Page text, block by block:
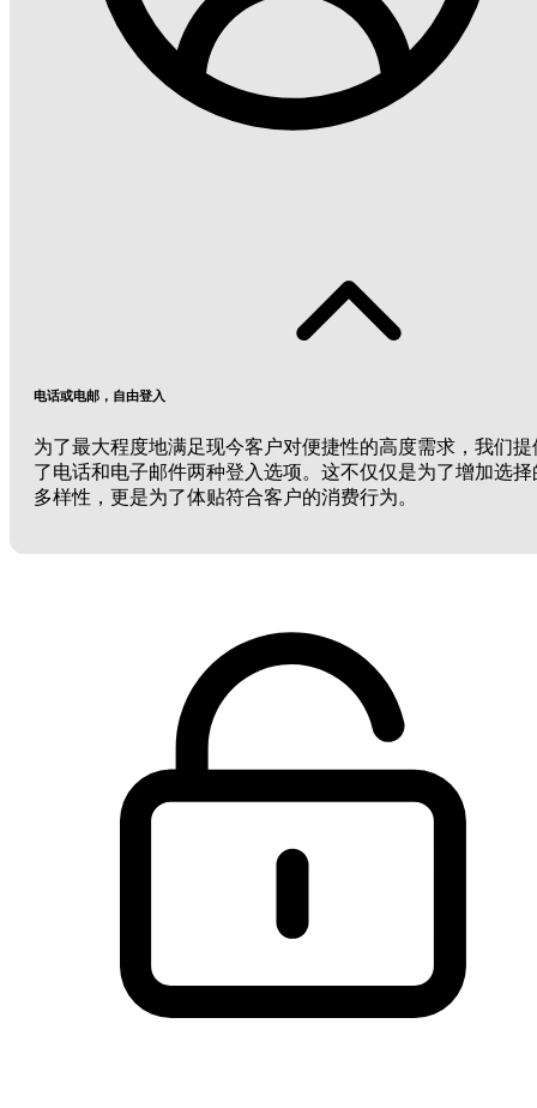
电话或电邮，自由登入
为了最大程度地满足现今客户对便捷性的高度需求，我们提
了电话和电子邮件两种登入选项。这不仅仅是为了增加选择
多样性，更是为了体贴符合客户的消费行为。